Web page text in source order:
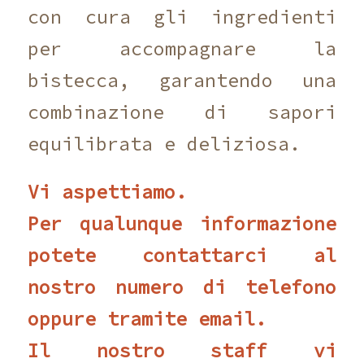
con cura gli ingredienti
per accompagnare la
bistecca, garantendo una
combinazione di sapori
equilibrata e deliziosa.
Vi aspettiamo.
Per qualunque informazione
potete contattarci al
nostro numero di telefono
oppure tramite email.
Il nostro staff vi